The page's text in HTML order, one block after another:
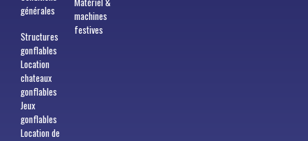
générales
Structures
gonflables
Location
chateaux
gonflables
Jeux
gonflables
Location de
machines
festives